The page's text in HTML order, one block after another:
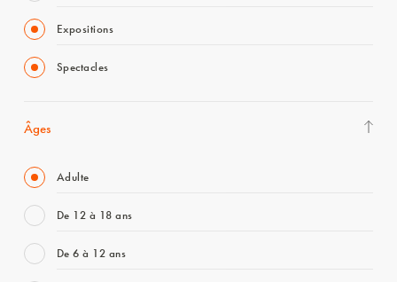
Expositions
Spectacles
Âges
Adulte
De 12 à 18 ans
De 6 à 12 ans